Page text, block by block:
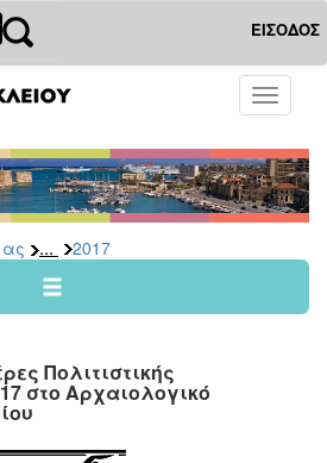
ΕΙΣΟΔΟΣ
Toggle
... 2017
Πολιτιστικής
στο Αρχαιολογικό